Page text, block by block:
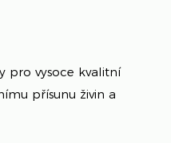
pro vysoce kvalitní
přísunu živin a